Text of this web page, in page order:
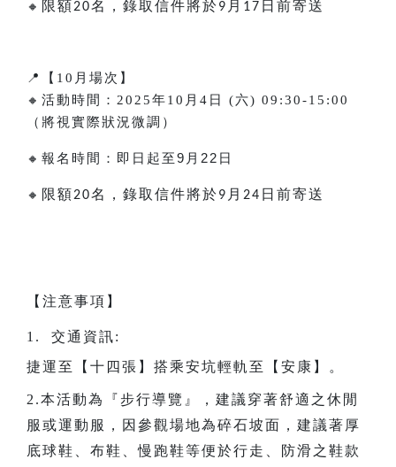
🔸 限額20名，錄取信件將於9 月 17 日前寄送
📍
【10月場次】
🔸 活動時間：2025年10月4日 (六) 09:30-15:00
（將視實際狀況微調）
🔸 報名時間：即日起至9 月 22 日
🔸 限額20名，錄取信件將於9 月 24 日前寄送
【注意事項】
1. 交通資訊:
捷運至【十四張】搭乘安坑輕軌至【安康】。
2.本活動為『步行導覽』，建議穿著舒適之休閒
服或運動服，因參觀場地為碎石坡面，建議著厚
底球鞋、布鞋、慢跑鞋等便於行走、防滑之鞋款